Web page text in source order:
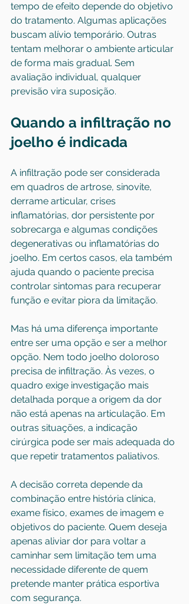
tempo de efeito depende do objetivo
do tratamento. Algumas aplicações
buscam alívio temporário. Outras
tentam melhorar o ambiente articular
de forma mais gradual. Sem
avaliação individual, qualquer
previsão vira suposição.
Quando a infiltração no
joelho é indicada
A infiltração pode ser considerada
em quadros de artrose, sinovite,
derrame articular, crises
inflamatórias, dor persistente por
sobrecarga e algumas condições
degenerativas ou inflamatórias do
joelho. Em certos casos, ela também
ajuda quando o paciente precisa
controlar sintomas para recuperar
função e evitar piora da limitação.
Mas há uma diferença importante
entre ser uma opção e ser a melhor
opção. Nem todo joelho doloroso
precisa de infiltração. Às vezes, o
quadro exige investigação mais
detalhada porque a origem da dor
não está apenas na articulação. Em
outras situações, a indicação
cirúrgica pode ser mais adequada do
que repetir tratamentos paliativos.
A decisão correta depende da
combinação entre história clínica,
exame físico, exames de imagem e
objetivos do paciente. Quem deseja
apenas aliviar dor para voltar a
caminhar sem limitação tem uma
necessidade diferente de quem
pretende manter prática esportiva
com segurança.